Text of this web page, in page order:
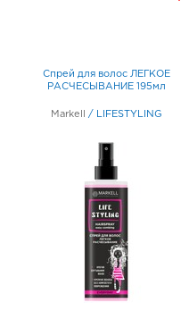
Спрей для волос ЛЕГКОЕ
РАСЧЕСЫВАНИЕ 195мл
Markell / LIFESTYLING